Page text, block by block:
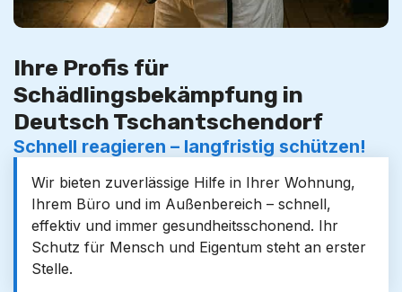
Ihre Profis für
Schädlingsbekämpfung in
Deutsch Tschantschendorf
Schnell reagieren – langfristig schützen!
Wir bieten zuverlässige Hilfe in Ihrer Wohnung,
Ihrem Büro und im Außenbereich – schnell,
effektiv und immer gesundheitsschonend. Ihr
Schutz für Mensch und Eigentum steht an erster
Stelle.